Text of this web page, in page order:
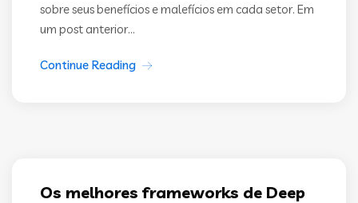
sobre seus benefícios e malefícios em cada setor. Em
um post anterior...
Continue Reading
Os melhores frameworks de Deep